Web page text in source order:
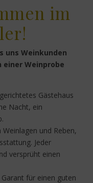
im
uns Weinkunden
Weinprobe
Gästehaus
Nacht, ein
und Reben,
Jeder
versprüht einen
für einen guten